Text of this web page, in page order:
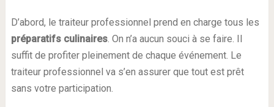
D’abord, le traiteur professionnel prend en charge tous les
préparatifs culinaires. On n’a aucun souci à se faire. Il
suffit de profiter pleinement de chaque événement. Le
traiteur professionnel va s’en assurer que tout est prêt
sans votre participation.